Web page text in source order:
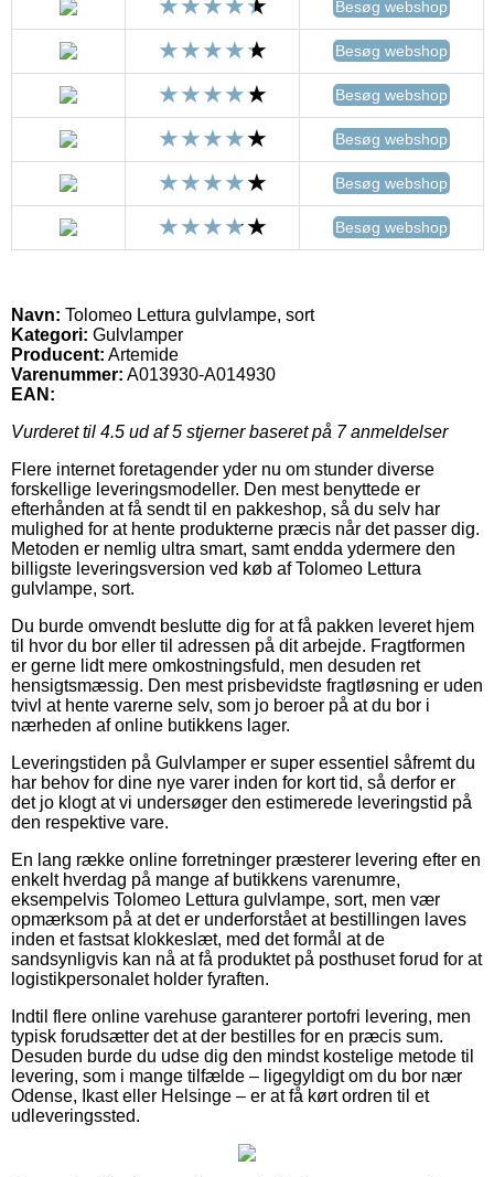
Besøg webshop
Besøg webshop
Besøg webshop
Besøg webshop
Besøg webshop
Besøg webshop
Navn: Tolomeo Lettura gulvlampe, sort
Kategori: Gulvlamper
Producent: Artemide
Varenummer: A013930-A014930
EAN:
Vurderet til 4.5 ud af 5 stjerner baseret på 7anmeldelser
Flere internet foretagender yder nu om stunder diverse
forskellige leveringsmodeller. Den mest benyttede er
efterhånden at få sendt til en pakkeshop, så du selv har
mulighed for at hente produkterne præcis når det passer dig.
Metoden er nemlig ultra smart, samt endda ydermere den
billigste leveringsversion ved køb af Tolomeo Lettura
gulvlampe, sort.
Du burde omvendt beslutte dig for at få pakken leveret hjem
til hvor du bor eller til adressen på dit arbejde. Fragtformen
er gerne lidt mere omkostningsfuld, men desuden ret
hensigtsmæssig. Den mest prisbevidste fragtløsning er uden
tvivl at hente varerne selv, som jo beroer på at du bor i
nærheden af online butikkens lager.
Leveringstiden på Gulvlamper er super essentiel såfremt du
har behov for dine nye varer inden for kort tid, så derfor er
det jo klogt at vi undersøger den estimerede leveringstid på
den respektive vare.
En lang række online forretninger præsterer levering efter en
enkelt hverdag på mange af butikkens varenumre,
eksempelvis Tolomeo Lettura gulvlampe, sort, men vær
opmærksom på at det er underforstået at bestillingen laves
inden et fastsat klokkeslæt, med det formål at de
sandsynligvis kan nå at få produktet på posthuset forud for at
logistikpersonalet holder fyraften.
Indtil flere online varehuse garanterer portofri levering, men
typisk forudsætter det at der bestilles for en præcis sum.
Desuden burde du udse dig den mindst kostelige metode til
levering, som i mange tilfælde – ligegyldigt om du bor nær
Odense, Ikast eller Helsinge – er at få kørt ordren til et
udleveringssted.